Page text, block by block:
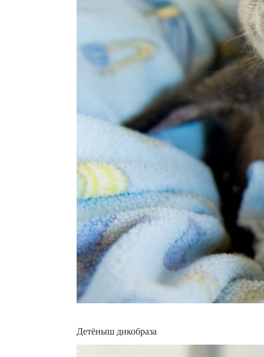
Детёныш дикобраза